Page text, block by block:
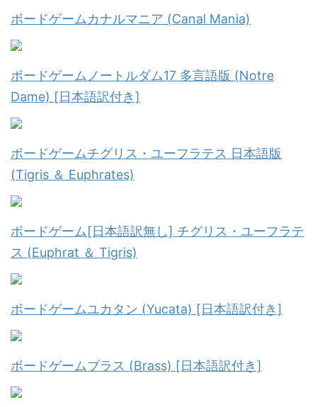
ボードゲームカナルマニア (Canal Mania)
ボードゲームノートルダム17 多言語版 (Notre
Dame) [日本語訳付き]
ボードゲームチグリス・ユーフラテス 日本語版
(Tigris ＆ Euphrates)
ボードゲーム[日本語訳無し] チグリス・ユーフラテ
ス (Euphrat ＆ Tigris)
ボードゲームユカタン (Yucata) [日本語訳付き]
ボードゲームブラス (Brass) [日本語訳付き]